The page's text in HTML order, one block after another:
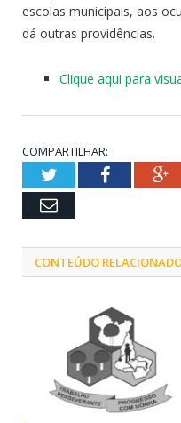
escolas municipais, aos
dá outras providências.
Clique aqui para
COMPARTILHAR:
TwitterFacebook
Email
CONTEÚDO